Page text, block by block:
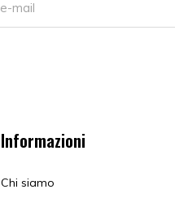
Informazioni
Chi siamo